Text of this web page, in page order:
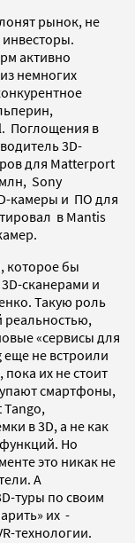
рынок, не
активно
немногих
Поглощения в
3D-
для Matterport
Sony
камеры и ПО для
в Mantis
которое бы
сканерами и
Такую роль
реальностью,
«сервисы для
не встроили
их не стоит
смартфоны,
Tango,
в 3D, а не как
Но
это никак не
А
туры по своим
их -
технологии.